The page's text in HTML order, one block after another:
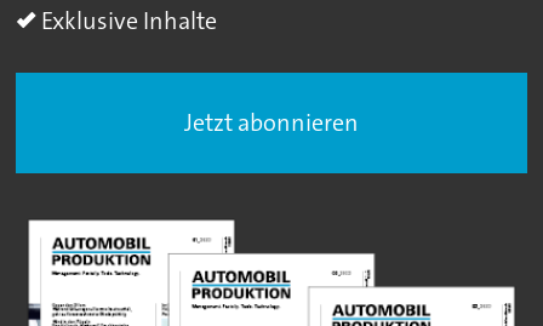
Exklusive Inhalte
Jetzt abonnieren